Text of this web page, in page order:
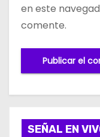
en este
comente.
SEÑAL EN